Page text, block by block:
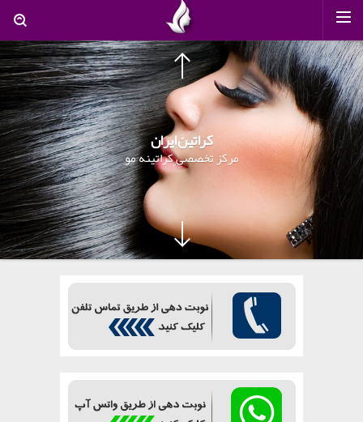
کراتین ایران
مرکز تخصصی کراتینه مو